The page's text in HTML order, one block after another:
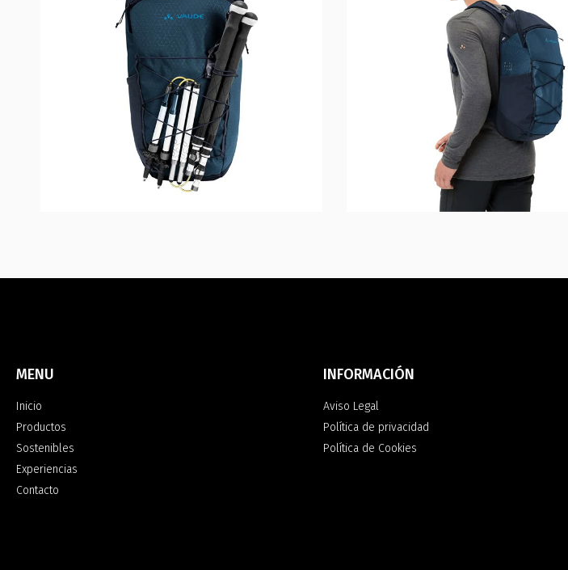
MENU
Inicio
Productos
Sostenibles
Experiencias
Contacto
INFORMACIÓN
Aviso Legal
Política de privacidad
Política de Cookies